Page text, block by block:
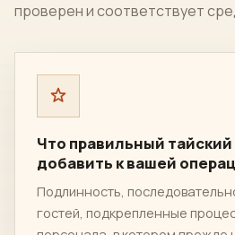
проверен и соответствует
Что правильный
добавить к вашей
Подлинность,
гостей, подкрепленные